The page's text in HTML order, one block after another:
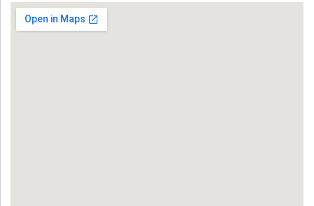
T
Venue Details